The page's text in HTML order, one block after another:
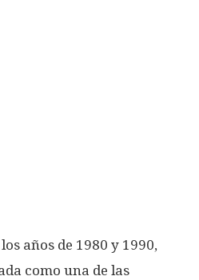
años de 1980 y 1990,
como una de las